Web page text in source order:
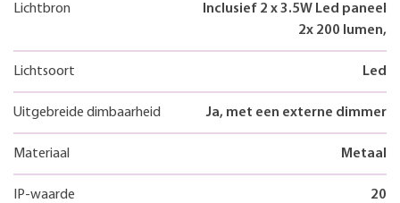
Lichtbron
Inclusief 2 x 3.5W Led paneel
2x 200 lumen,
Lichtsoort Led
Uitgebreide dimbaarheid Ja, met een externe dimmer
Materiaal Metaal
IP-waarde 20